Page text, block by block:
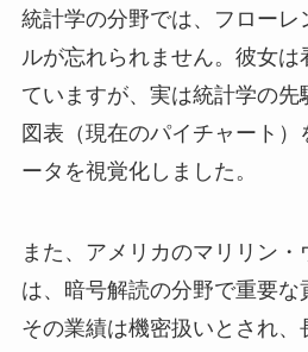
統計学の分野では、フローレ
ルが忘れられません。彼女
ていますが、実は統計学の先
図表（現在のパイチャート
ータを視覚化しました。
また、アメリカのマリリン
は、暗号解読の分野で重要な
その業績は機密扱いとされ、